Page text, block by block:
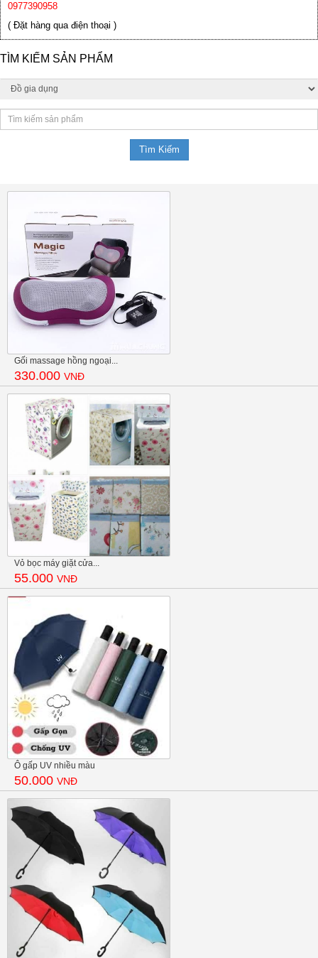
0977390958
( Đặt hàng qua điện thoại )
TÌM KIẾM SẢN PHẨM
Gối massage hồng ngoại...
330.000 VNĐ
Vỏ bọc máy giặt cửa...
55.000 VNĐ
Ô gấp UV nhiều màu
50.000 VNĐ